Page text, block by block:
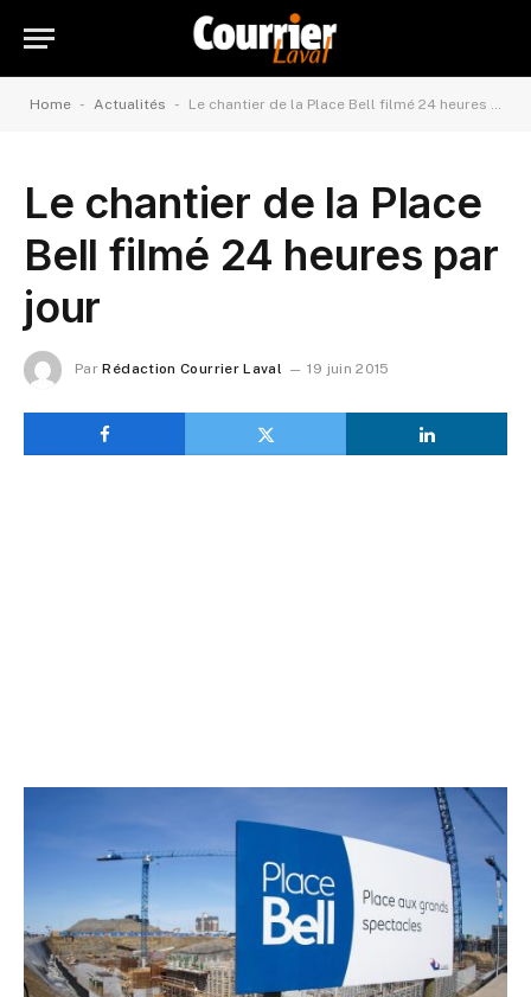
Home - Actualités - Le chantier de la Place Bell filmé 24 heures par jour
Le chantier de la Place
Bell filmé 24 heures par
jour
Par Rédaction Courrier Laval 19 juin 2015